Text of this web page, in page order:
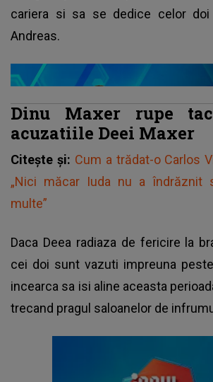
cariera si sa se dedice celor
Andreas.
Dinu Maxer rupe
acuzatiile Deei Maxer
Citește și: Cum a trădat-o Carlos
„Nici măcar Iuda nu a îndrăznit
multe”
Daca Deea radiaza de fericire la
cei doi sunt vazuti impreuna
incearca sa isi aline aceasta
trecand pragul saloanelor de